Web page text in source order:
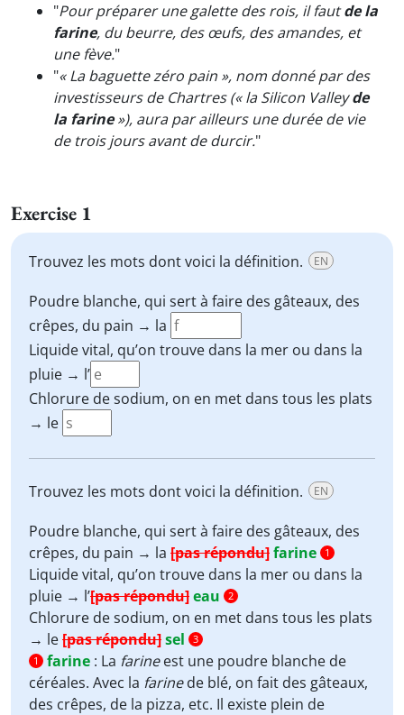
"Pour préparer une galette des rois, il fautde la
farine, du beurre, des œufs, des amandes, et
une fève."
"« La baguette zéro pain », nom donné par des
investisseurs de Chartres (« la Silicon Valleyde
la farine»), aura par ailleurs une durée de vie
de trois jours avant de durcir."
Exercise 1
Trouvez les mots dont voici la définition. EN
Poudre blanche, qui sert à faire des gâteaux, des
crêpes, du pain → la
Liquide vital, qu’on trouve dans la mer ou dans la
pluie → l’
Chlorure de sodium, on en met dans tous les plats
→ le
Trouvez les mots dont voici la définition. EN
Poudre blanche, qui sert à faire des gâteaux, des
crêpes, du pain → la [pas répondu]farine 1
Liquide vital, qu’on trouve dans la mer ou dans la
pluie → l’[pas répondu]eau 2
Chlorure de sodium, on en met dans tous les plats
→ le[pas répondu]sel
3
1
farine : La farineest une poudre blanche de
céréales. Avec la farinede blé, on fait des gâteaux,
des crêpes, de la pizza, etc. Il existe plein de